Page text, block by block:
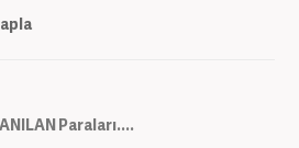
Paraları....